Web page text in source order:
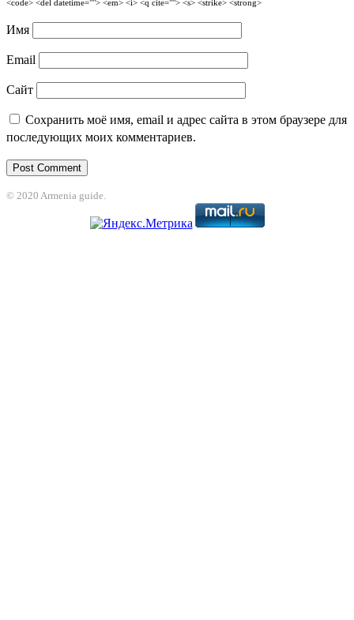
<code> <del datetime=""> <em> <i> <q cite=""> <s> <strike> <strong>
Имя
Email
Сайт
Сохранить моё имя, email и адрес сайта в этом браузере для
последующих моих комментариев.
© 2020 Armenia guide.